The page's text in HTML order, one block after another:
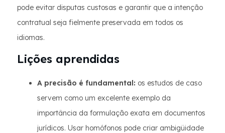
pode evitar disputas custosas e garantir que a intenção
contratual seja fielmente preservada em todos os
idiomas.
Lições aprendidas
A precisão é fundamental: os estudos de caso
servem como um excelente exemplo da
importância da formulação exata em documentos
jurídicos. Usar homófonos pode criar ambigüidade